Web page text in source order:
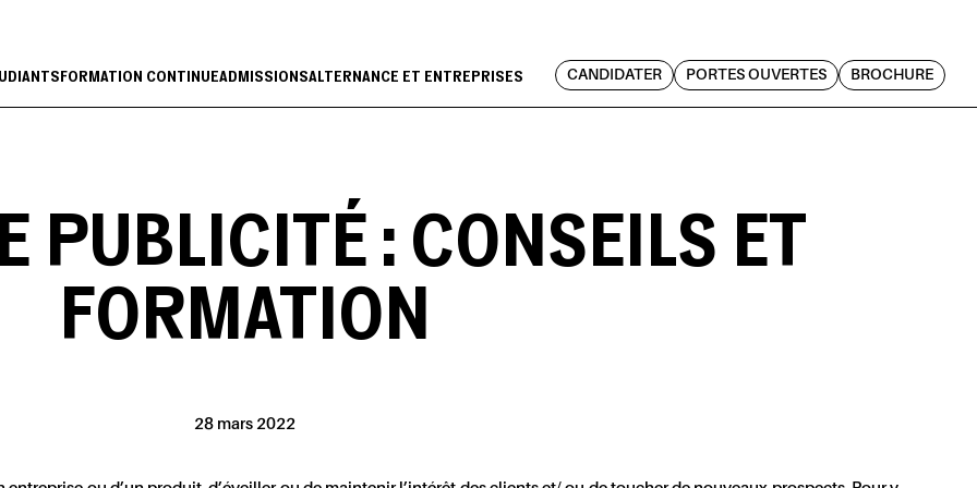
FORMATION CONTINUEADMISSIONSALTERNANCE ET ENTREPRISES CANDIDATER PORTES OUVERTES BROCHURE
PUBLICITÉ : CONSEILS ET
FORMATION
28 mars 2022